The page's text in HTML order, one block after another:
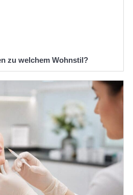
zu welchem Wohnstil?